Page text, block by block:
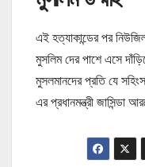
এই হত্যাকান্ডের পর
মুসলিম দের পাশে এসে
মুসলমানদের প্রতি যে
এর প্রধানমন্ত্রী জাসিন্ডা